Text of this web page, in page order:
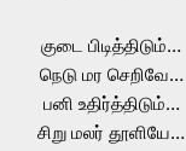
குடை பிடித்திடும்…
நெடு மர செறிவே…
பனி உதிர்த்திடும்…
சிறு மலர் தூளியே…